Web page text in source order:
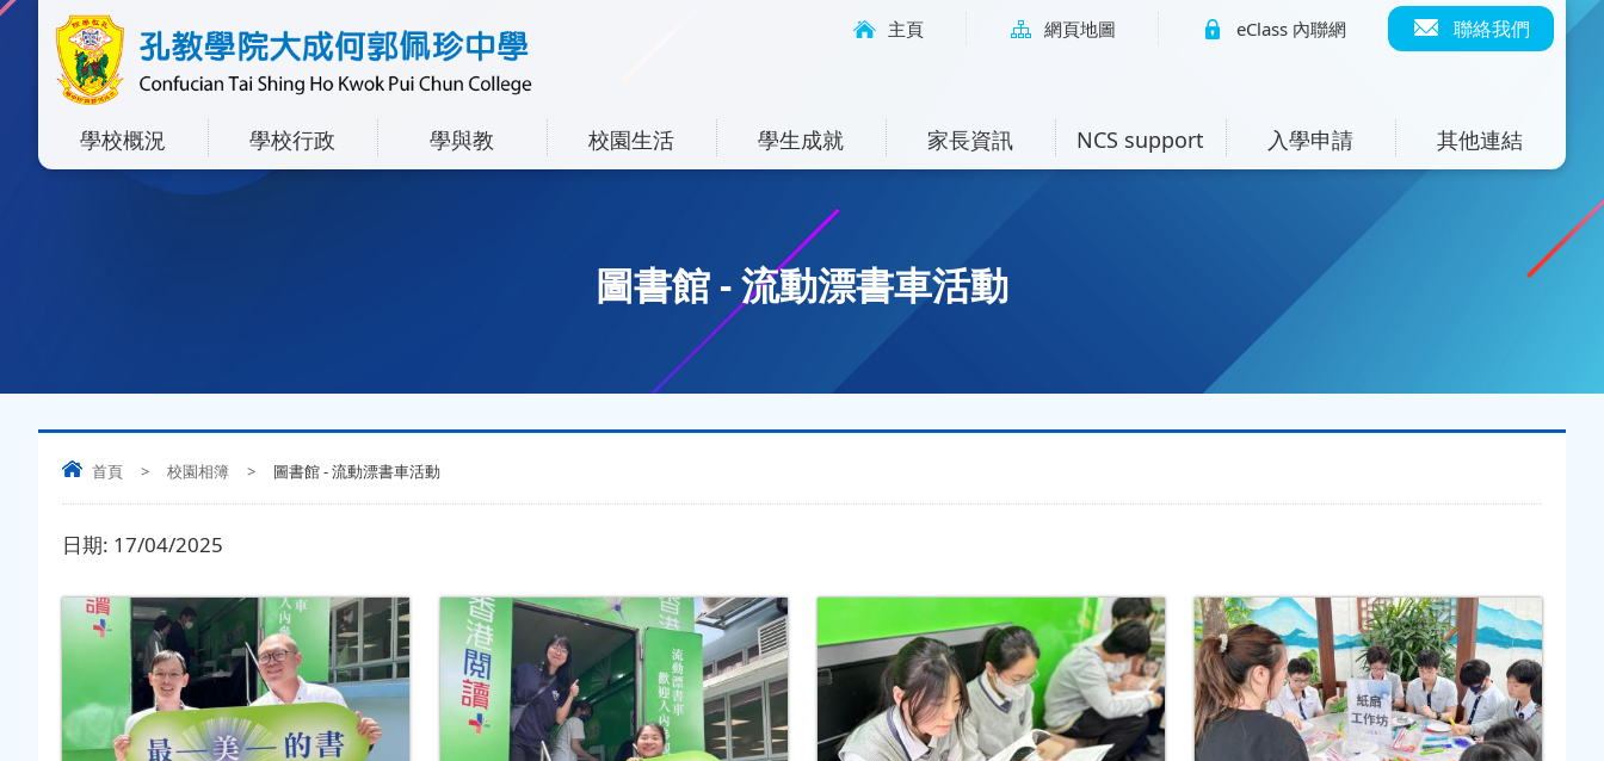
聯絡我們
主頁 網頁地圖 eClass 內聯網
學校概況 學校行政 學與教 校園生活 學生成就 家長資訊 NCS support 入學申請 其他連結
圖書館 - 流動漂書車活動
首頁 > 校園相簿 > 圖書館 - 流動漂書車活動
日期: 17/04/2025